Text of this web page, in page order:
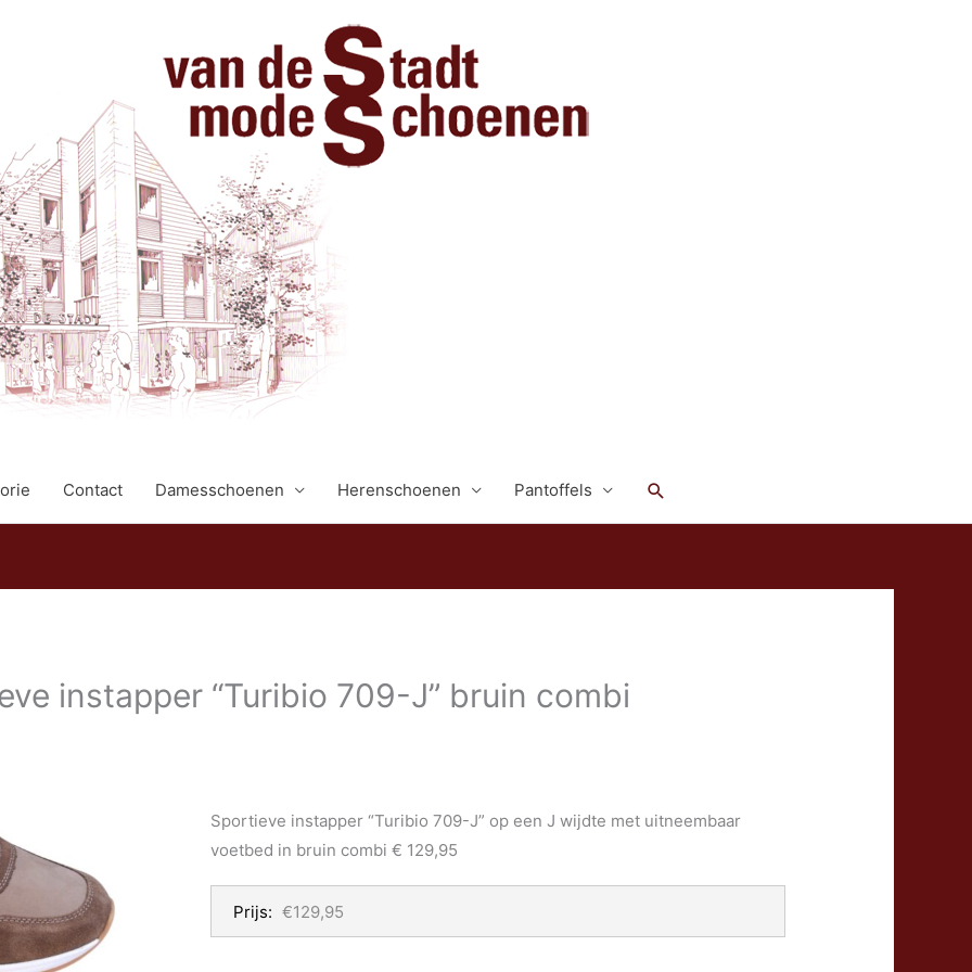
Contact Damesschoenen Herenschoenen Pantoffels Zoeken
instapper “Turibio 709-J” bruin combi
Sportieve instapper “Turibio 709-J” op een J wijdte met uitneembaar
voetbed in bruin combi € 129,95
Prijs: €129,95